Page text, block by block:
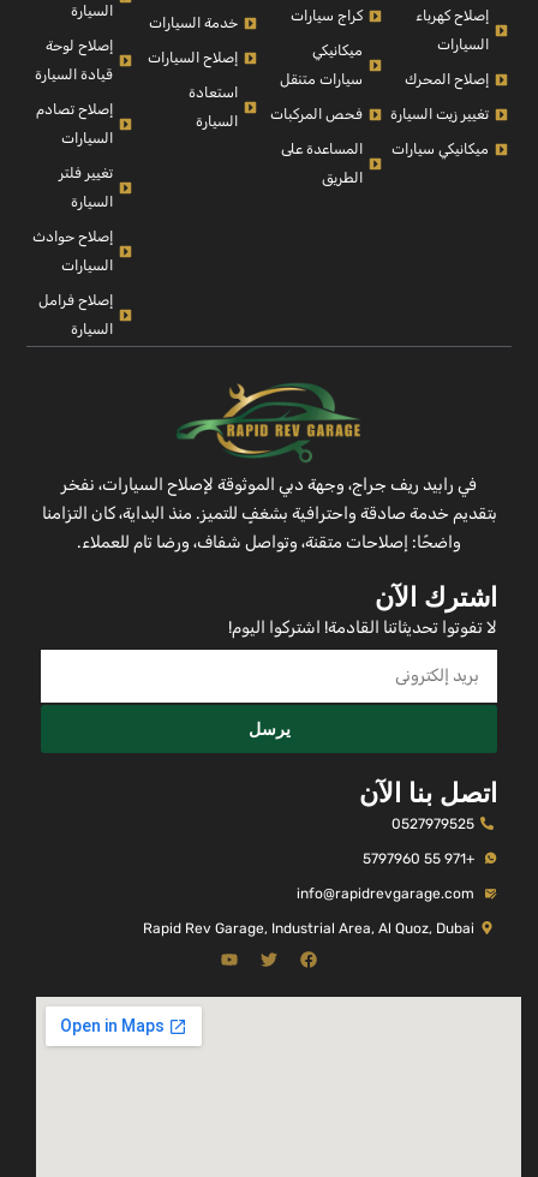
إصلاح كهرباء
السيارات
إصلاح المحرك
تغيير زيت السيارة
ميكانيكي سيارات
كراج سيارات
ميكانيكي
سيارات متنقل
فحص المركبات
المساعدة على
الطريق
خدمة السيارات
إصلاح السيارات
استعادة
السيارة
السيارة
إصلاح لوحة
قيادة السيارة
إصلاح تصادم
السيارات
تغيير فلتر
السيارة
إصلاح حوادث
السيارات
إصلاح فرامل
السيارة
في رابيد ريف جراج، وجهة دبي الموثوقة لإصلاح السيارات، نفخر
بتقديم خدمة صادقة واحترافية بشغفٍ للتميز. منذ البداية، كان التزامنا
واضحًا: إصلاحات متقنة، وتواصل شفاف، ورضا تام للعملاء.
اشترك الآن
لا تفوتوا تحديثاتنا القادمة! اشتركوا اليوم!
يرسل
اتصل بنا الآن
0527979525
+971 55 5797960
info@rapidrevgarage.com
Rapid Rev Garage, Industrial Area, Al Quoz, Dubai